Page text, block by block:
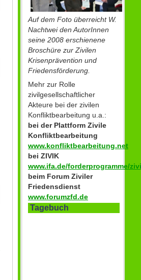
Auf dem Foto überreicht W.
Nachtwei den AutorInnen
seine 2008 erschienene
Broschüre zur Zivilen
Krisenprävention und
Friedensförderung.
Mehr zur Rolle
zivilgesellschaftlicher
Akteure bei der zivilen
Konfliktbearbeitung u.a.:
bei der Plattform Zivile
Konfliktbearbeitung
www.konfliktbearbeitung.net
bei ZIVIK
www.ifa.de/forderprogramme/
beim Forum Ziviler
Friedensdienst
www.forumzfd.de
Tagebuch